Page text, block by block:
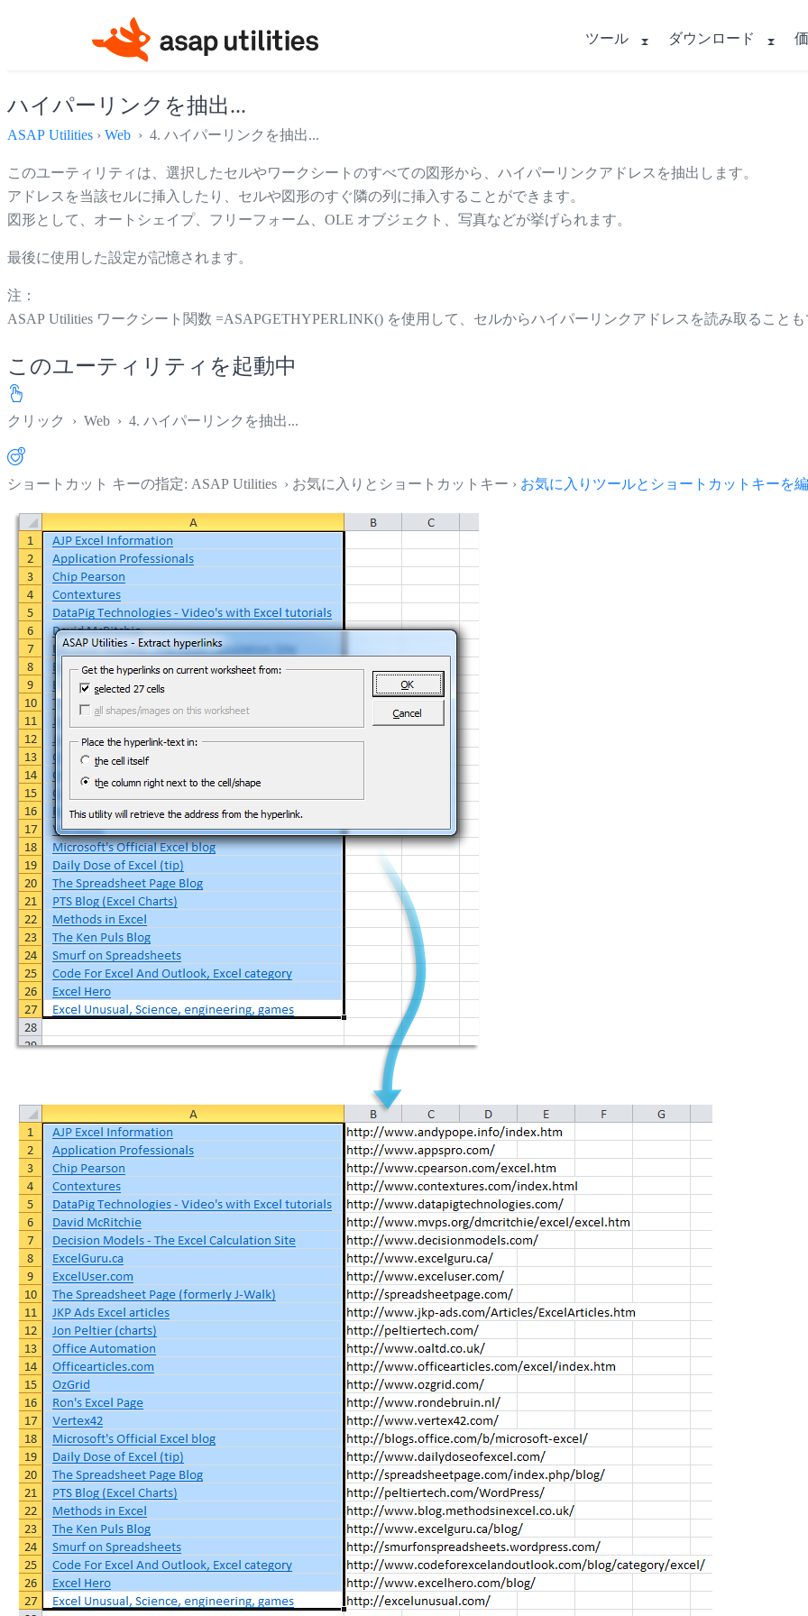
ツール ダウンロード
ハイパーリンクを抽出...
ASAP Utilities › Web › 4. ハイパーリンクを抽出...
このユーティリティは、選択したセルやワークシートのすべての図形から、ハイパーリンクアドレスを抽出します。
アドレスを当該セルに挿入したり、セルや図形のすぐ隣の列に挿入することができます。
図形として、オートシェイプ、フリー​​フォーム、OLE オブジェクト、写真などが挙げられます。
最後に使用した設定が記憶されます。
注：
ASAP Utilities ワークシート関数 =ASAPGETHYPERLINK() を使用して、セルからハイパーリンクアドレスを読み取ること
このユーティリティを起動中
クリック › Web › 4. ハイパーリンクを抽出...
ショートカット キーの指定: ASAP Utilities › お気に入りとショートカットキー › お気に入りツールとショートカットキーを